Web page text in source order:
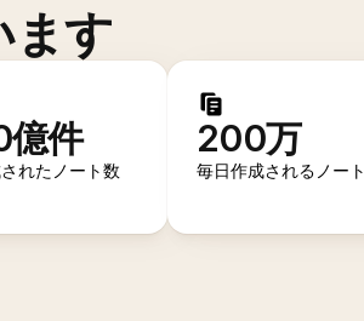
ます
億件
れたノート数
200万
毎日作成されるノート